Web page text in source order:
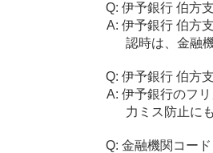
伊予銀行 伯方
伊予銀行 伯方
認時は、金融
伊予銀行 伯方
伊予銀行のフ
力ミス防止に
金融機関コー